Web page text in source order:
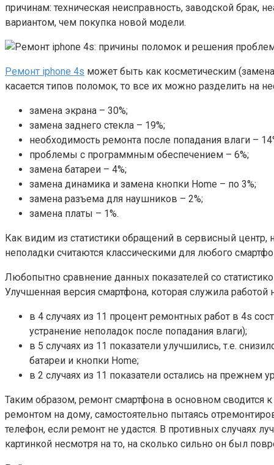
причинам: техническая неисправность, заводской брак,
вариантом, чем покупка новой модели.
Ремонт iphone 4s может быть как косметическим
касается типов поломок, то все их можно разделить на
замена экрана – 30%;
замена заднего стекла – 19%;
необходимость ремонта после попадания влаги –
проблемы с программным обеспечением – 6%;
замена батареи – 4%;
замена динамика и замена кнопки Home – по 3%;
замена разъема для наушников – 2%;
замена платы – 1%.
Как видим из статистики обращений в сервисный
неполадки считаются классическими для любого
Любопытно сравнение данных показателей со
Улучшенная версия смартфона, которая служила
в 4 случаях из 11 процент ремонтных работ в 4s
устранение неполадок после попадания влаги);
в 5 случаях из 11 показатели улучшились, т.е.
батареи и кнопки Home;
в 2 случаях из 11 показатели остались на прежнем
Таким образом, ремонт смартфона в основном сводится
ремонтом на дому, самостоятельно пытаясь
телефон, если ремонт не удастся. В противных случаях
картинкой несмотря на то, на сколько сильно он был